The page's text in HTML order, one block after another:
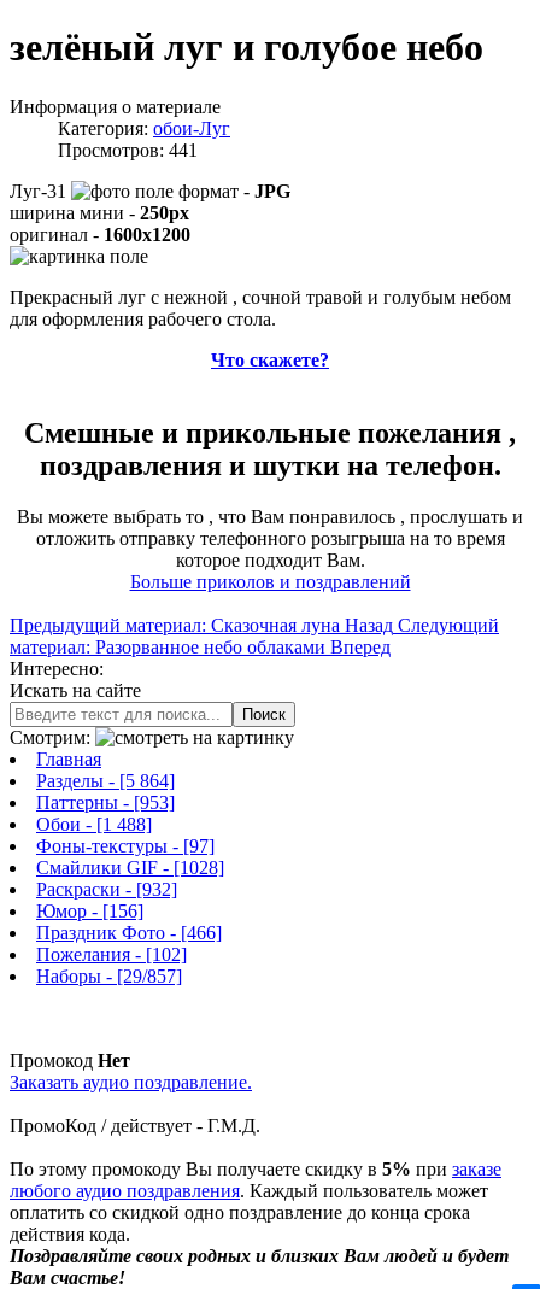
зелёный луг и голубое небо
Информация о материале
Категория: обои-Луг
Просмотров: 441
Луг-31
формат - JPG
ширина мини - 250px
оригинал - 1600x1200
Прекрасный луг с нежной , сочной травой и голубым небом
для оформления рабочего стола.
Что скажете?
Смешные и прикольные пожелания ,
поздравления и шутки на телефон.
Вы можете выбрать то , что Вам понравилось , прослушать и
отложить отправку телефонного розыгрыша на то время
которое подходит Вам.
Больше приколов и поздравлений
Предыдущий материал: Сказочная луна Назад Следующий
материал: Разорванное небо облаками Вперед
Интересно:
Искать на сайте
Поиск
Смотрим:
Главная
Разделы - [5 864]
Паттерны - [953]
Обои - [1 488]
Фоны-текстуры - [97]
Смайлики GIF - [1028]
Раскраски - [932]
Юмор - [156]
Праздник Фото - [466]
Пожелания - [102]
Наборы - [29/857]
Промокод Нет
Заказать аудио поздравление.
ПромоКод / действует - Г.М.Д.
По этому промокоду Вы получаете скидку в 5% при заказе
любого аудио поздравления. Каждый пользователь может
оплатить со скидкой одно поздравление до конца срока
действия кода.
Поздравляйте своих родных и близких Вам людей и будет
Вам счастье!